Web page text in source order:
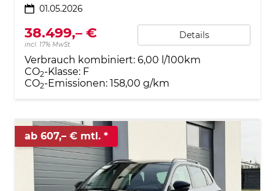
01.05.2026
38.499,– €
incl. 17% MwSt.
Details
Verbrauch kombiniert: 6,00 l/100km
CO2-Klasse: F
CO2-Emissionen: 158,00 g/km
ab 607,– € mtl.